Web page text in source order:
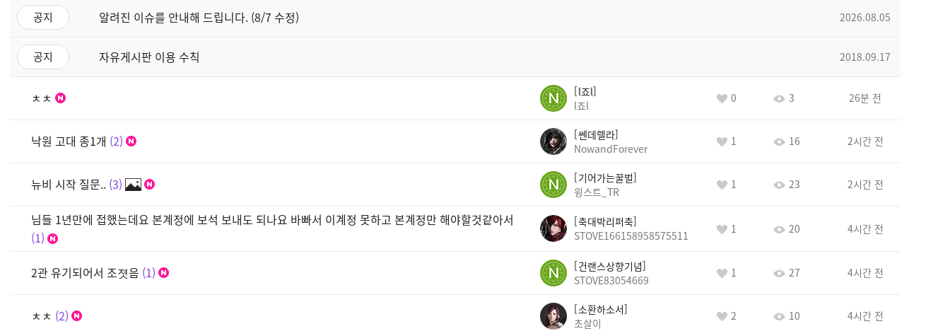
공지 알려진 이슈를 안내해 드립니다. (8/7 수정) 2026.08.05
공지 자유게시판 이용 수칙 2018.09.17
ㅊㅊ
l죠l
l죠l
0 3 26분 전
낙원 고대 종1개 2
쎈데렐라
NowandForever
1 16 2시간 전
뉴비 시작 질문.. 3
기어가는꿀벌
윙스트_TR
1 23 2시간 전
님들 1년만에 접했는데요 본계정에 보석 보내도 되나요 바빠서 이계정 못하고 본계정만 해야할것같아서
1
축대박리퍼축
STOVE166158958575511
1 20 4시간 전
2관 유기되어서 조졋음 1
건랜스상향기념
STOVE83054669
1 27 4시간 전
ㅊㅊ 2
소환하소서
초살이
2 10 4시간 전